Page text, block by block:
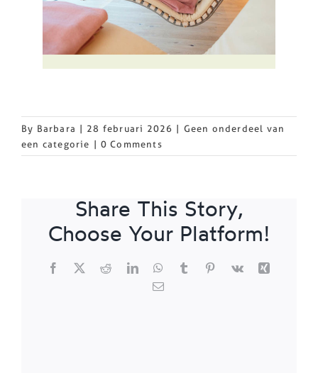
By Barbara | 28 februari 2026 | Geen onderdeel van
een categorie | 0 Comments
Share This Story,
Choose Your Platform!
Facebook RedditLinkedInWhatsApp
TumblrPinterest
Vk
Xing